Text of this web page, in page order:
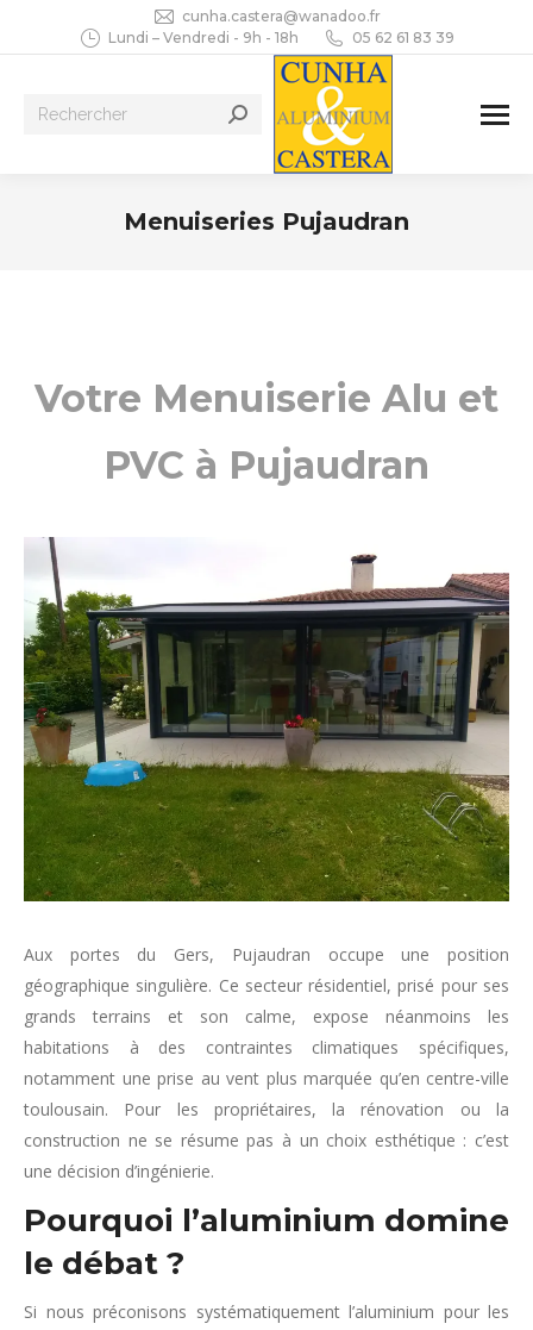
cunha.castera@wanadoo.fr
Lundi – Vendredi - 9h - 18h
05 62 61 83 39
Recherche
Menuiseries Pujaudran
Votre Menuiserie Alu et
PVC à Pujaudran
Aux portes du Gers, Pujaudran occupe une position
géographique singulière. Ce secteur résidentiel, prisé pour ses
grands terrains et son calme, expose néanmoins les
habitations à des contraintes climatiques spécifiques,
notamment une prise au vent plus marquée qu’en centre-ville
toulousain. Pour les propriétaires, la rénovation ou la
construction ne se résume pas à un choix esthétique : c’est
une décision d’ingénierie.
Pourquoi l’aluminium domine
le débat ?
Si nous préconisons systématiquement l’aluminium pour les